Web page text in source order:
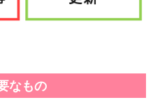
なもの